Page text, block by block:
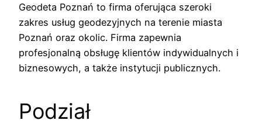
Geodeta Poznań to firma oferująca szeroki
zakres usług geodezyjnych na terenie miasta
Poznań oraz okolic. Firma zapewnia
profesjonalną obsługę klientów indywidualnych i
biznesowych, a także instytucji publicznych.
Podział